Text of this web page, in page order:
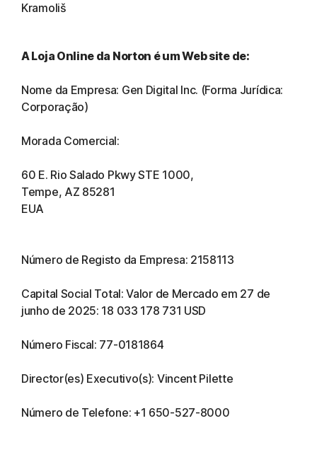
Kramoliš
A Loja Online da Norton é um Web site de:
Nome da Empresa: Gen Digital Inc. (Forma Jurídica:
Corporação)
Morada Comercial:
60 E. Rio Salado Pkwy STE 1000,
Tempe, AZ 85281
EUA
Número de Registo da Empresa: 2158113
Capital Social Total: Valor de Mercado em 27 de
junho de 2025: 18 033 178 731 USD
Número Fiscal: 77-0181864
Director(es) Executivo(s): Vincent Pilette
Número de Telefone: +1 650-527-8000